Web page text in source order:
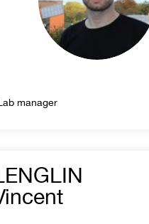
manager